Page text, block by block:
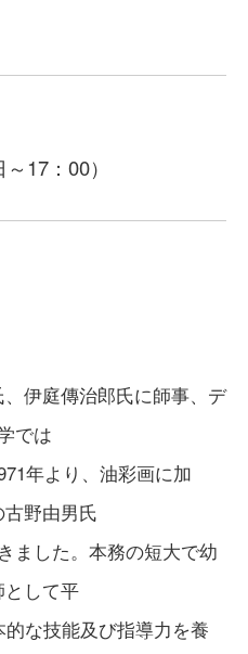
17：00）
伊庭傳治郎氏に師事、デ
では
年より、油彩画に加
野由男氏
ました。本務の短大で幼
として平
な技能及び指導力を養